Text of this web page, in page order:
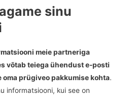
sinu
meie partneriga
võtab teiega ühendust e-posti
oma prügiveo pakkumise kohta.
informatsiooni, kui see on